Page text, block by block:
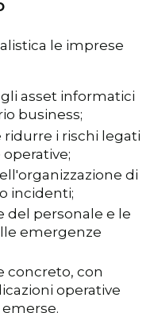
le imprese
asset informatici
business;
i rischi legati
di
incidenti;
del personale e le
emergenze
concreto, con
operative